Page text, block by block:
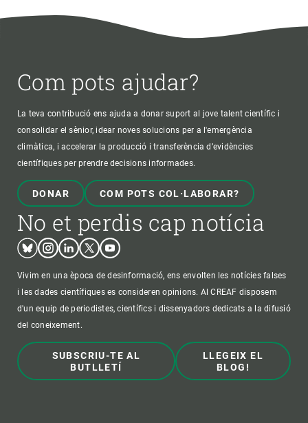
Com pots ajudar?
La teva contribució ens ajuda a donar suport al jove talent científic i
consolidar el sènior, idear noves solucions per a l'emergència
climàtica, i accelerar la producció i transferència d’evidències
científiques per prendre decisions informades.
DONAR COM POTS COL·LABORAR?
No et perdis cap notícia
BlueskyInstagram
LinkedinTwitterYoutube
Vivim en una època de desinformació, ens envolten les notícies falses
i les dades científiques es consideren opinions. Al CREAF disposem
d'un equip de periodistes, científics i dissenyadors dedicats a la difusió
del coneixement.
SUBSCRIU-TE AL
BUTLLETÍ
LLEGEIX EL
BLOG!